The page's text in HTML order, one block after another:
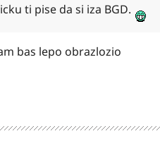
ti pise da si iza BGD.
bas lepo obrazlozio